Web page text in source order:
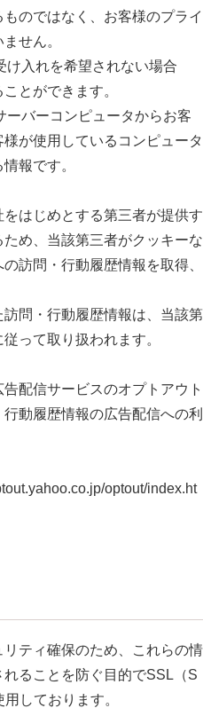
のではなく、お客様のプライ
せん。
け入れを希望されない場合
とができます。
バーコンピュータからお客
が使用しているコンピュータ
報です。
はじめとする第三者が提供す
め、当該第三者がクッキーな
訪問・行動履歴情報を取得、
問・行動履歴情報は、当該第
って取り扱われます。
配信サービスのオプトアウト
動履歴情報の広告配信への利
optout/index.ht
ティ確保のため、これらの情
ることを防ぐ目的でSSL（S
しております。